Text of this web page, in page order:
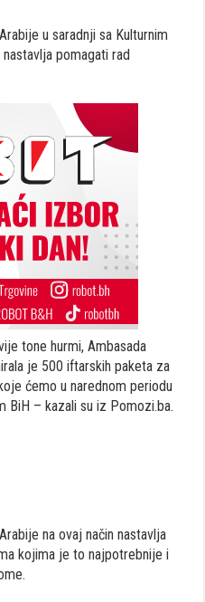
u saradnji sa Kulturnim
pomagati rad
tone hurmi, Ambasada
je 500 iftarskih paketa za
ćemo u narednom periodu
BiH – kazali su iz Pomozi.ba.
na ovaj način nastavlja
kojima je to najpotrebnije i